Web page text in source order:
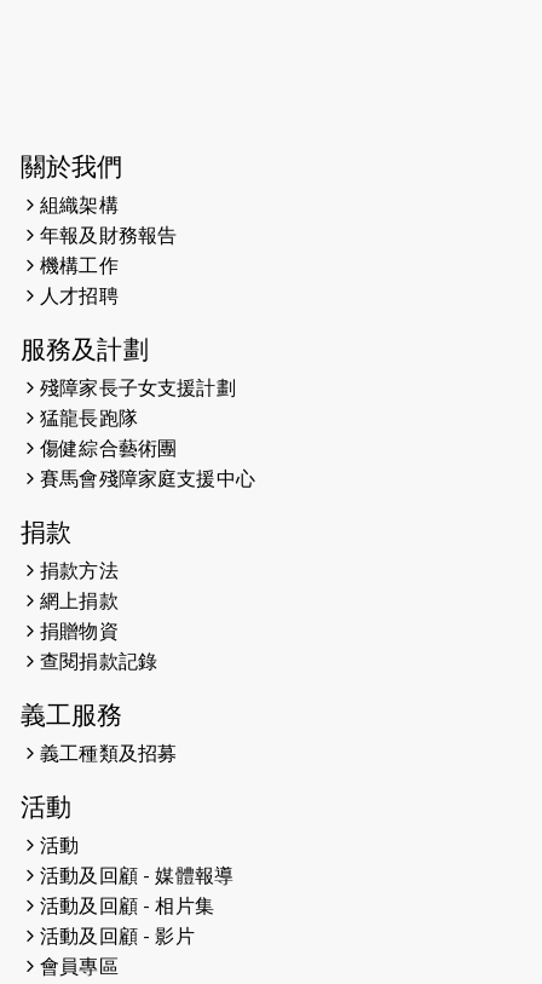
2026-05-22
2026-05-21
2026-05-14
（19:00開始）
2026-05-07
開始）
2026-04-30
2026-04-25
2026-04-24
2026-04-23
2026-04-19
2026-04-16
猛龍長跑隊恆常練習 - 4月16日
（19:00開始）
2026-04-12
關於我們
組織架構
年報及財務報告
機構工作
人才招聘
服務及計劃
殘障家長子女支援計劃
猛龍長跑隊
傷健綜合藝術團
賽馬會殘障家庭支援中心
捐款
捐款方法
網上捐款
捐贈物資
查閱捐款記錄
義工服務
義工種類及招募
活動
活動
活動及回顧 - 媒體報導
活動及回顧 - 相片集
活動及回顧 - 影片
會員專區